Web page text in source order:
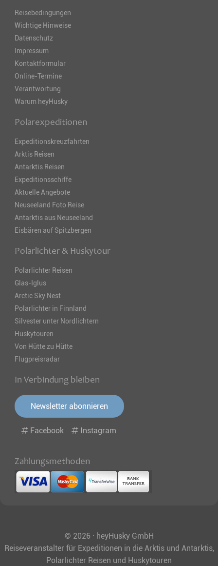
Reisebedingungen
Wichtige Hinweise
Datenschutz
Impressum
Kontaktformular
Online-Termine
Verantwortung
Warum heyHusky
Polarexpeditionen
Expeditionskreuzfahrten
Arktis Reisen
Antarktis Reisen
Expeditionsschiffe
Aktuelle Angebote
Neuseeland Foto Reise
Antarktis aus Neuseeland
Eisbären auf Spitzbergen
Polarlichter & Huskytour
Polarlichter Reisen
Glas-Iglus
Arctic Sky Nest
Polarlichter in Finnland
Silvester unter Nordlichtern
Huskytouren
Von Hütte zu Hütte
Flugpreisradar
In Verbindung bleiben
Newsletter abonnieren
Facebook Instagram
Zahlungsmethoden
© 2026 · heyHusky GmbH
Reiseveranstalter für Expeditionen in die Arktis und Antarktis,
Polarlichter Reisen und Huskytouren